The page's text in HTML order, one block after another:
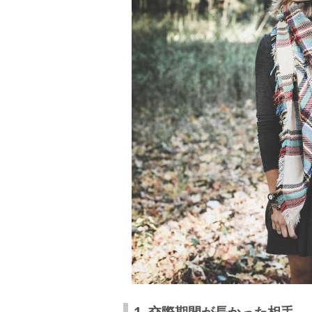
付き合っていたころの話をする
別れても好きな人と復縁するための4ステッ
ステップ1.一定の冷却期間を設ける
ステップ2.別れた原因を見つめ直す
ステップ3.外見、内面ともに自分を磨く
ステップ4.さりげなく連絡してみる